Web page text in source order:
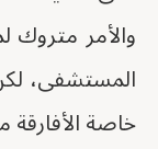
والأمر
المستشفى،
خاصة